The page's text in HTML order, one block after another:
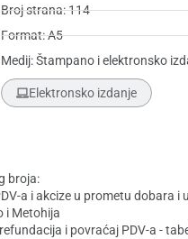
Broj strana: 114
Format: A5
Medij: Štampano i elektronsko
Elektronsko izdanje
broja:
a i akcize u prometu dobara i
i Metohija
i povraćaj PDV-a -